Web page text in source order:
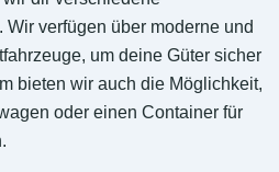
verfügen über moderne und
um deine Güter sicher
bieten wir auch die Möglichkeit,
oder einen Container für